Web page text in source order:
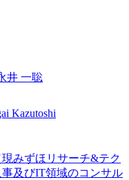
井 一聡
Kazutoshi
みずほリサーチ&テク
及びIT領域のコンサル